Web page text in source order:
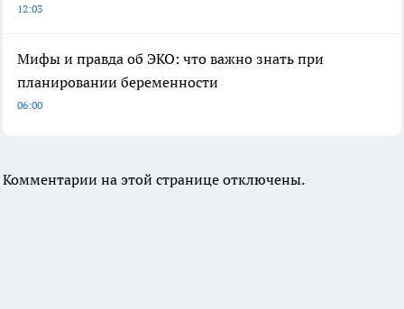
12:03
Мифы и правда об ЭКО: что важно знать при
планировании беременности
06:00
Комментарии на этой странице отключены.